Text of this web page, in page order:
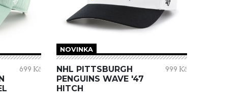
699 Kč
NOVINKA
NHL PITTSBURGH
PENGUINS WAVE '47
HITCH
999 Kč